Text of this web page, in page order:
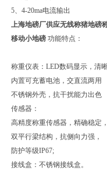
5、4-20ma电流输出
上海地磅厂供应无线称猪地磅
移动小地磅 功能特点：
称重仪表： LED数码显示，清
内置可充蓄电池，交直流两用
不锈钢外壳，抗干扰能力出色
传感器：
高精度称重传感器，精确稳定
双平行梁结构，抗侧向力强，
防护等级IP67;
接线盒：不锈钢接线盒。